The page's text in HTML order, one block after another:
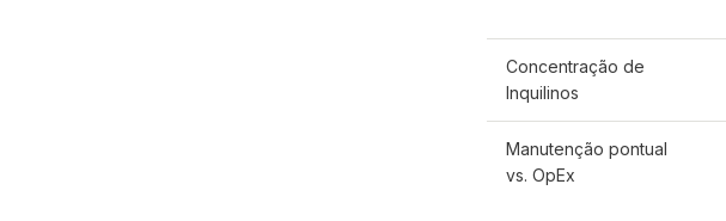
Concentração de
Inquilinos
Manutenção pontual
vs. OpEx